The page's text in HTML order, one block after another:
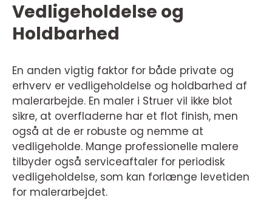
Vedligeholdelse og
Holdbarhed
En anden vigtig faktor for både private og
erhverv er vedligeholdelse og holdbarhed af
malerarbejde. En maler i Struer vil ikke blot
sikre, at overfladerne har et flot finish, men
også at de er robuste og nemme at
vedligeholde. Mange professionelle malere
tilbyder også serviceaftaler for periodisk
vedligeholdelse, som kan forlænge levetiden
for malerarbejdet.